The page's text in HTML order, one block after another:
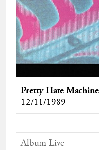
Pretty Hate Machine
12/11/1989
Album Live